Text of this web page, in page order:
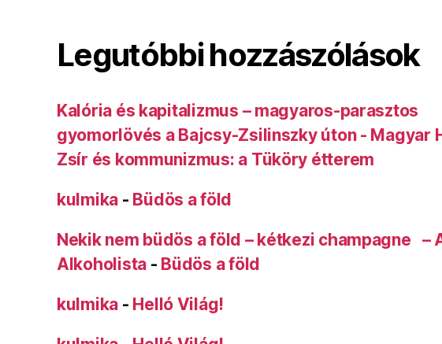
Legutóbbi hozzászólások
Kalória és kapitalizmus – magyaros-parasztos
gyomorlövés a Bajcsy-Zsilinszky úton - Magyar
Zsír és kommunizmus: a Tüköry étterem
kulmika - Büdös a föld
Nekik nem büdös a föld – kétkezi champagne –
Alkoholista - Büdös a föld
kulmika - Helló Világ!